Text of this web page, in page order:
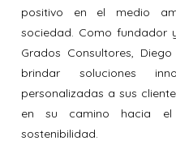
positivo en el medio
sociedad. Como fundador
Grados Consultores,
brindar soluciones
personalizadas a sus
en su camino hacia
sostenibilidad.